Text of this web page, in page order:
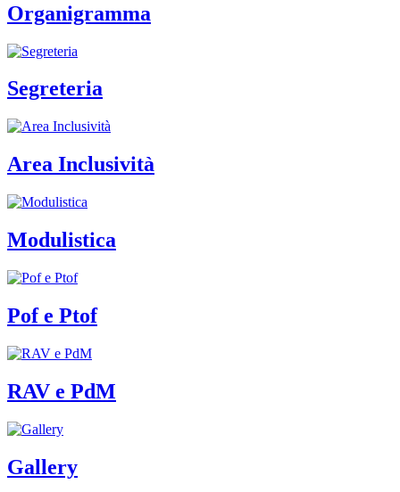
Organigramma
Segreteria
Area Inclusività
Modulistica
Pof e Ptof
RAV e PdM
Gallery